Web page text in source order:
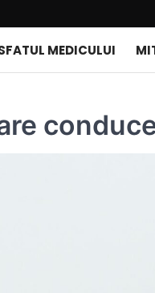
MEDICULUI